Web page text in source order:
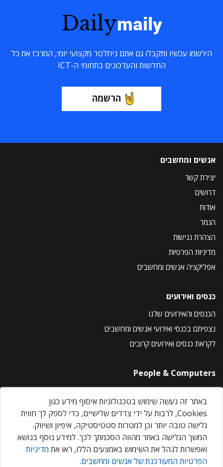
Dailymaily
הירשמו עכשיו ותקבלו גם אתם ניוזלטר מקצועי יומי, המרכז את כל
החדשות והעדכונים בתחומי ה-ICT
הרשמה
אנשים ומחשבים
יצירת קשר
דרושים
אודות
הנמר
הצהרת נגישות
מדיניות הפרטיות
אפליקציה אנשים ומחשבים
כנסים ואירועים
הכנסים והאירועים שלנו
נצפיתם בכנסי ואירועי אנשים ומחשבים
לקראת כנסים ואירועים קרובים
People & Computers
About Us
Privacy Policy
Contact Us
Our Events
באתר זה נעשה שימוש בטכנולוגיות איסוף מידע כגון
Cookies, לרבות על ידי צדדים שלישיים, כדי לספק לך חווית
גלישה טובה יותר וכן למטרות סטטיסטיקה, איפיון ושיווק.
המשך הגלישה באתר מהווה הסכמתך לכך. למידע נוסף בנושא
ואפשרות לנהל את השימוש באמצעים הללו, ראו את מדיניות
הפרטיות המעודכנת של אנשים ומחשבים.